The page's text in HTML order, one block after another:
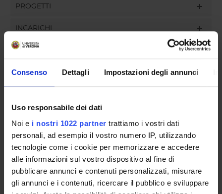
Consenso Dettagli Impostazioni degli annunci
Uso responsabile dei dati
Noi e i nostri 1022 partner trattiamo i vostri dati
personali, ad esempio il vostro numero IP, utilizzando
tecnologie come i cookie per memorizzare e accedere
alle informazioni sul vostro dispositivo al fine di
pubblicare annunci e contenuti personalizzati, misurare
gli annunci e i contenuti, ricercare il pubblico e sviluppare
PROGETTI
INCARICHI
GOVERNANCE
COMMISSIONI
UFFICI E STRUTTURE DI SERVIZIO
SERVIZI DI SEGRETERIA STUDENTI